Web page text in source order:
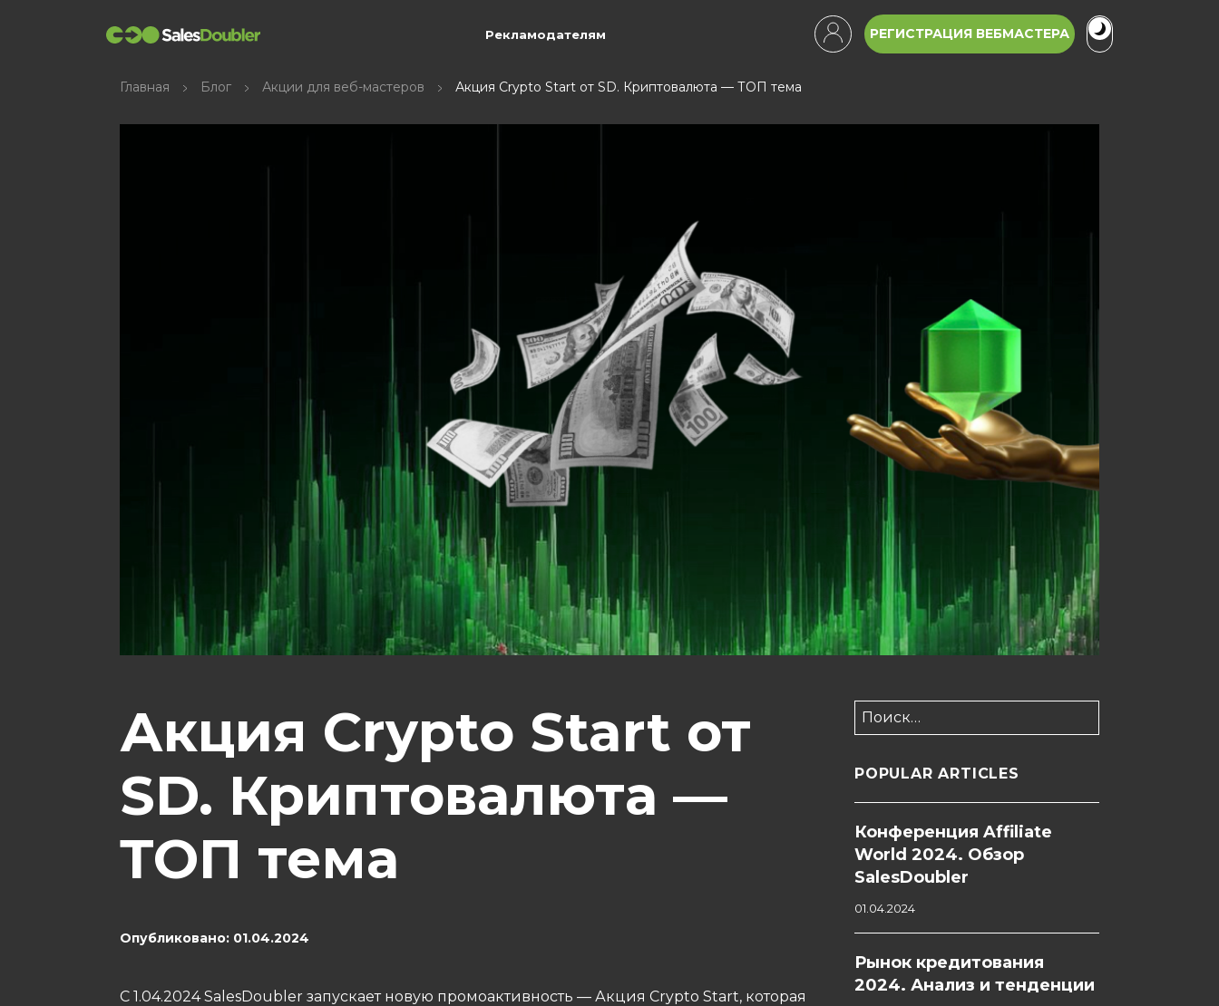
Рекламодателям РЕГИСТРАЦИЯ ВЕБМАСТЕРА
Главная Блог Акции для веб-мастеров Акция Crypto Start от SD. Криптовалюта — ТОП тема
Акция Crypto Start от
SD. Криптовалюта —
ТОП тема
Опубликовано: 01.04.2024
С 1.04.2024 SalesDoubler запускает новую промоактивность — Акция Crypto Start, которая
Найти:
POPULAR ARTICLES
Конференция Affiliate
World 2024. Обзор
SalesDoubler
01.04.2024
Рынок кредитования
2024. Анализ и тенденции